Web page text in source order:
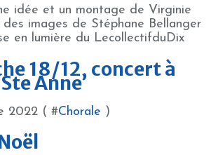
idée et un montage de Virginie
images de Stéphane Bellanger
en lumière du LecollectifduDix
18/12, concert à
Anne
2022 ( #Chorale )